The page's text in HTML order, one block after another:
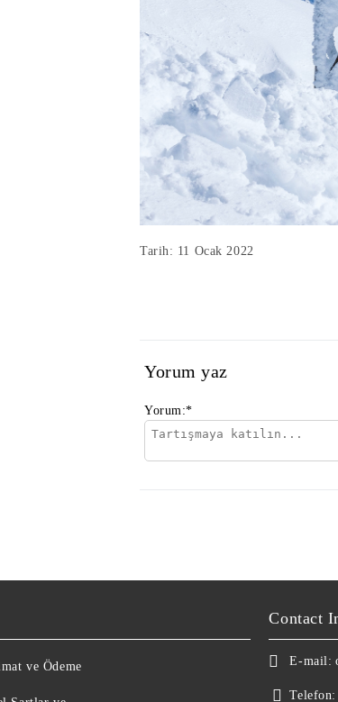
Tarih: 11 Ocak 2022
Yorum yaz
Yorum:*
ve Ödeme
Contact
E-mail:
Telefon: